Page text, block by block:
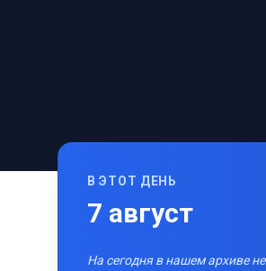
В ЭТОТ ДЕНЬ
7 август
На сегодня в нашем архиве